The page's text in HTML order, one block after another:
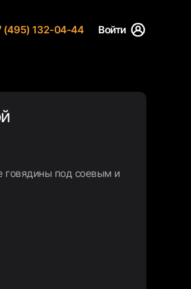
(495) 132-04-44 Войти
говядины под соевым и